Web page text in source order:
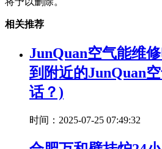
相关推荐
JunQuan空气能维
到附近的JunQuan
话？)
时间：2025-07-25 07:49:32